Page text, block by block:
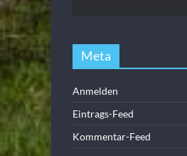
Meta
Anmelden
Eintrags-Feed
Kommentar-Feed